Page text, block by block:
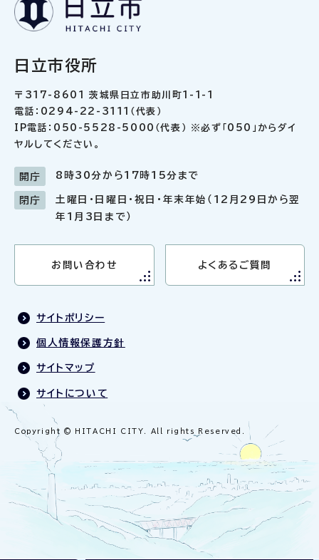
日立市役所
〒317-8601 茨城県日立市助川町1-1-1
電話：0294-22-3111（代表）
IP電話：050-5528-5000（代表） ※必ず「050」からダイ
ヤルしてください。
開庁 8時30分から17時15分まで
閉庁
土曜日・日曜日・祝日・年末年始（12月29日から翌
年1月3日まで）
お問い合わせ よくあるご質問
サイトポリシー
個人情報保護方針
サイトマップ
サイトについて
Copyright © HITACHI CITY. All rights Reserved.